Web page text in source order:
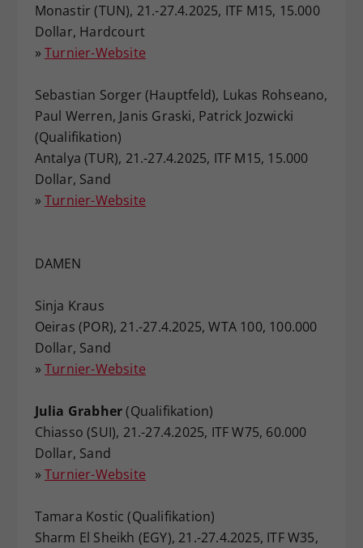
Monastir (TUN), 21.-27.4.2025, ITF M15, 15.000
Dollar, Hardcourt
» Turnier-Website
Sebastian Sorger (Hauptfeld), Lukas Rohseano,
Paul Werren, Janis Graski, Patrick Jozwicki
(Qualifikation)
Antalya (TUR), 21.-27.4.2025, ITF M15, 15.000
Dollar, Sand
» Turnier-Website
DAMEN
Sinja Kraus
Oeiras (POR), 21.-27.4.2025, WTA 100, 100.000
Dollar, Sand
» Turnier-Website
Julia Grabher(Qualifikation)
Chiasso (SUI), 21.-27.4.2025, ITF W75, 60.000
Dollar, Sand
» Turnier-Website
Tamara Kostic (Qualifikation)
Sharm El Sheikh (EGY), 21.-27.4.2025, ITF W35,